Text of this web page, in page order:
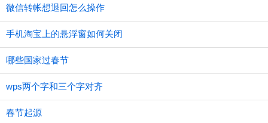
微信转帐想退回怎么操作
手机淘宝上的悬浮窗如何关闭
哪些国家过春节
wps两个字和三个字对齐
春节起源